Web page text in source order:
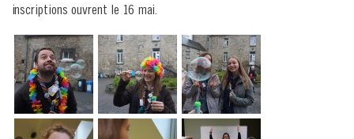
inscriptions ouvrent le 16 mai.